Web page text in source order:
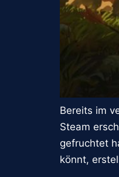
Bereits im
Steam
gefruchtet
könnt,